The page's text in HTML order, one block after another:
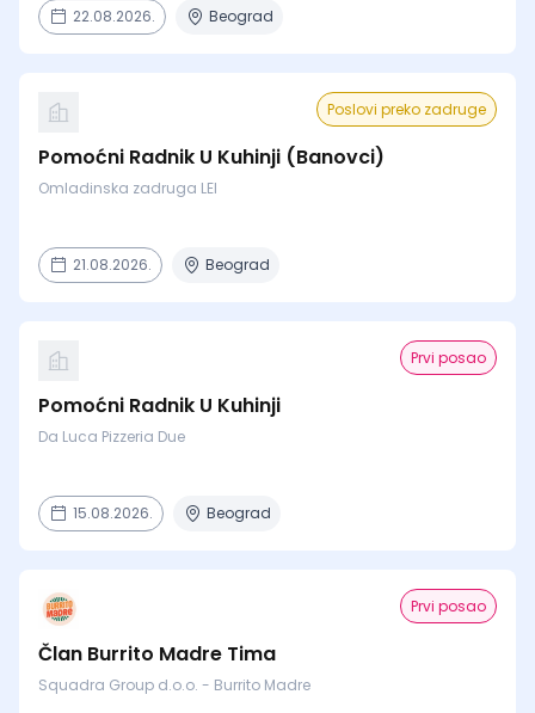
22.08.2026. Beograd
Poslovi preko zadruge
Pomoćni Radnik U Kuhinji (Banovci)
Omladinska zadruga LEI
21.08.2026. Beograd
Prvi posao
Pomoćni Radnik U Kuhinji
Da Luca Pizzeria Due
15.08.2026. Beograd
Prvi posao
Član Burrito Madre Tima
Squadra Group d.o.o. - Burrito Madre